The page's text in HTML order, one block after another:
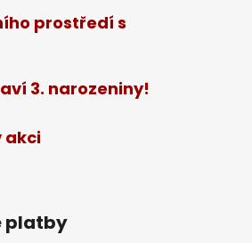
prostředí s
3. narozeniny!
akci
platby